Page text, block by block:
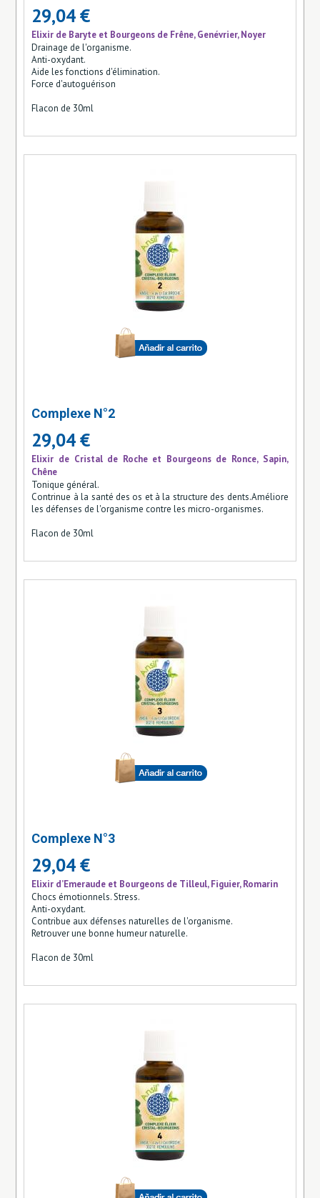
29,04 €
Elixir de Baryte et Bourgeons de Frêne, Genévrier, Noyer
Drainage de l'organisme.
Anti-oxydant.
Aide les fonctions d'élimination.
Force d'autoguérison
Flacon de 30ml
Complexe N°2
29,04 €
Elixir de Cristal de Roche et Bourgeons de Ronce, Sapin,
Chêne
Tonique général.
Contrinue à la santé des os et à la structure des dents.Améliore
les défenses de l'organisme contre les micro-organismes.
Flacon de 30ml
Complexe N°3
29,04 €
Elixir d’Emeraude et Bourgeons de Tilleul, Figuier, Romarin
Chocs émotionnels. Stress.
Anti-oxydant.
Contribue aux défenses naturelles de l'organisme.
Retrouver une bonne humeur naturelle.
Flacon de 30ml